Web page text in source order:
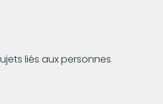
liés aux personnes